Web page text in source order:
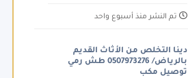
تم النشر منذ أسبوع واحد
دينا التخلص من الأثاث القديم
بالرياض/ 0507973276 طش رمي
توصيل مكب